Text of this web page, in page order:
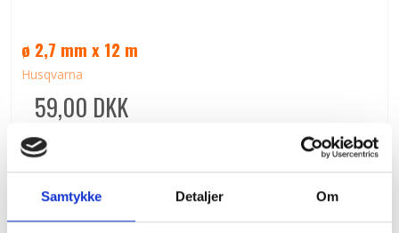
Samtykke Detaljer Om
ø 2,7 mm x 12 m
Husqvarna
59,00 DKK
(inkl. moms)